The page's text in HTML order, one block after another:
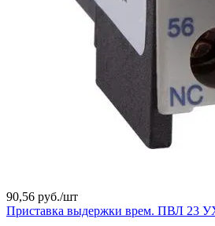
90,56 руб./шт
Приставка выдержки врем. ПВЛ 23